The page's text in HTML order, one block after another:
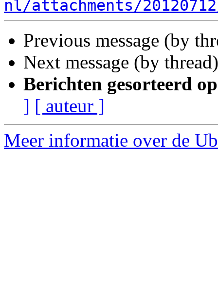
nl/attachments/
Previous message (by
Next message (by
Berichten gesorteerd
] [ auteur ]
Meer informatie over de